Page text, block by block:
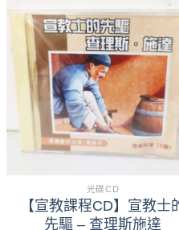
光碟CD
【宣教課程CD】宣教士
先驅 – 查理斯施達